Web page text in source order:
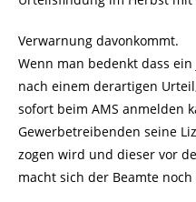
Verwarnung davonkommt.
Wenn man bedenkt dass
nach einem derartigen
sofort beim AMS anmelden
Gewerbetreibenden seine
zogen wird und dieser vor
macht sich der Beamte noch